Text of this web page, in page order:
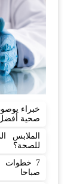
خبراء
صحية
الملابس
للصحة؟
7
صباحا